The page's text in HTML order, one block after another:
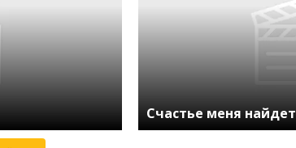
Счастье меня найдет